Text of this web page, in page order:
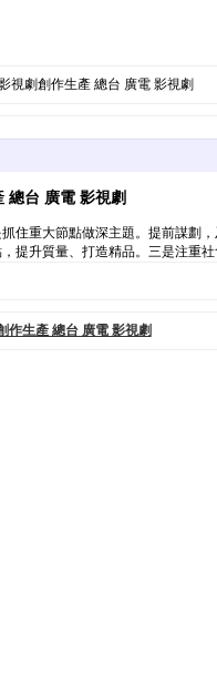
視劇創作生產 總台 廣電 影視劇
總台 廣電 影視劇
住重大節點做深主題。提前謀劃
提升質量、打造精品。三是注重
作生產 總台 廣電 影視劇